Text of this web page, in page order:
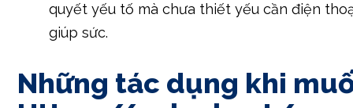
quyết yếu tố mà chưa thiết yếu cần điện
giúp sức.
Những tác dụng khi